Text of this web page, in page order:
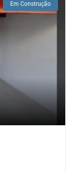
Em Construção